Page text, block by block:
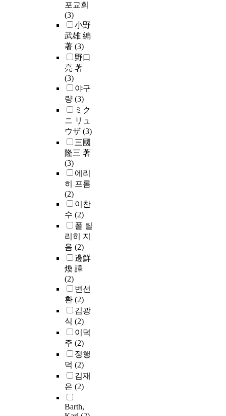
포교회
(3)
小野
武雄 編
著 (3)
野口
亮 著
(3)
야구
량 (3)
ミク
ニ リュ
ウザ (3)
三國
隆三 著
(3)
에리
히 프롬
(2)
이찬
수 (2)
폴 틸
리히 지
음 (2)
邊鮮
煥 譯
(2)
변선
환 (2)
김광
식 (2)
이덕
주 (2)
정행
덕 (2)
김재
은 (2)
Barth,